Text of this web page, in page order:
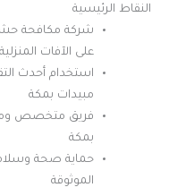
النقاط الرئيسية
شركة مكافحة
على الآفات المنزلية
استخدام أحدث
مبيدات بمكة
فريق متخصص
بمكة
حماية صحة
الموثوقة